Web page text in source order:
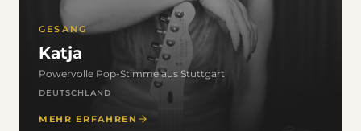
GESANG
Katja
Powervolle Pop-Stimme aus Stuttgart
DEUTSCHLAND
MEHR ERFAHREN